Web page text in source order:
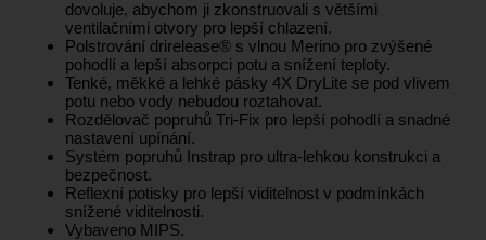
dovoluje, abychom ji zkonstruovali s většími
ventilačními otvory pro lepší chlazení.
Polstrování drirelease® s vlnou Merino pro zvýšené
pohodlí a lepší absorpci potu a snížení teploty.
Tenké, měkké a lehké pásky 4X DryLite se pod vlivem
potu nebo vody nebudou roztahovat.
Rozdělovač popruhů Tri-Fix pro lepší pohodlí a snadné
nastavení upínání.
Systém popruhů Instrap pro ultra-lehkou konstrukci a
bezpečnost.
Reflexní potisky pro lepší viditelnost v podmínkách
snížené viditelnosti.
Vybaveno MIPS.